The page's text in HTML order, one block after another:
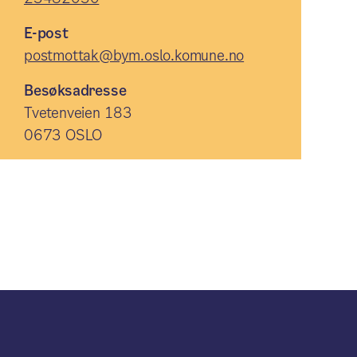
E-post
postmottak@bym.oslo.komune.no
Besøksadresse
Tvetenveien 183
0673 OSLO